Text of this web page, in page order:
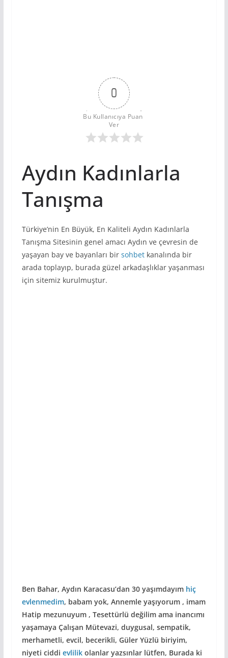
0
Bu Kullanıcıya Puan
Ver
Aydın Kadınlarla
Tanışma
Türkiye’nin En Büyük, En Kaliteli Aydın Kadınlarla
Tanışma Sitesinin genel amacı Aydın ve çevresin de
yaşayan bay ve bayanları bir sohbetkanalında bir
arada toplayıp, burada güzel arkadaşlıklar yaşanması
için sitemiz kurulmuştur.
Ben Bahar, Aydın Karacasu’dan 30 yaşımdayım hiç
evlenmedim, babam yok, Annemle yaşıyorum , imam
Hatip mezunuyum , Tesettürlü değilim ama inancımı
yaşamaya Çalışan Mütevazi, duygusal, sempatik,
merhametli, evcil, becerikli, Güler Yüzlü biriyim,
niyeti ciddi evlilikolanlar yazsınlar lütfen, Burada ki